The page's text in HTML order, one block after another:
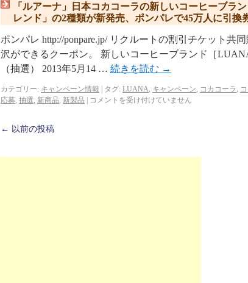
「ルアーナ」日本コカコーラの新しいコーヒーブラ
レンド」の2種類が新発売、ポンパレで45万人に引換
ポンパレ http://ponpare.jp/ リクルートの割引チケット共
沢ができるクーポン。 新しいコーヒーブランド［
（抽選） 2013年5月14 … 続きを読む →
カテゴリー: キャンペーン情報 タグ: LUANA, キャンペーン, コカコーラ ,
応募, 抽選, 新商品, 新製品 コメントを受け付けていません
← 以前の投稿